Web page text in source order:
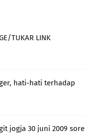
TUKAR LINK
hati-hati terhadap
jogja 30 juni 2009 sore